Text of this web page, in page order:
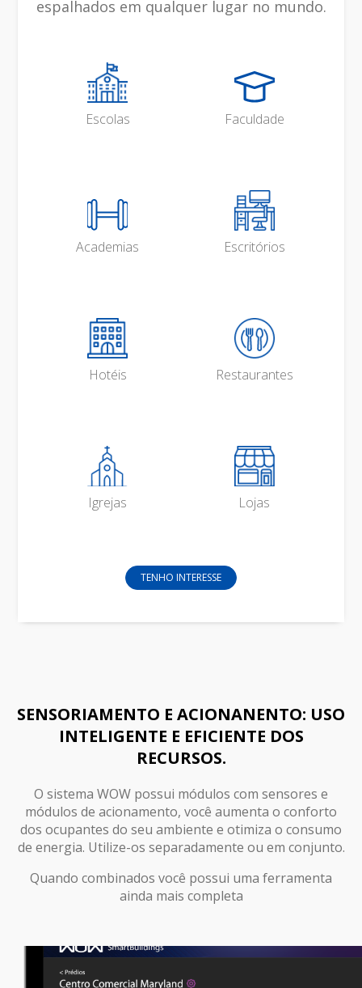
espalhados em qualquer lugar no mundo.
Escolas Faculdade
Academias Escritórios
Hotéis Restaurantes
Igrejas Lojas
TENHO INTERESSE
SENSORIAMENTO E ACIONANENTO: USO
INTELIGENTE E EFICIENTE DOS
RECURSOS.
O sistema WOW possui módulos com sensores e
módulos de acionamento, você aumenta o conforto
dos ocupantes do seu ambiente e otimiza o consumo
de energia. Utilize-os separadamente ou em conjunto.
Quando combinados você possui uma ferramenta
ainda mais completa